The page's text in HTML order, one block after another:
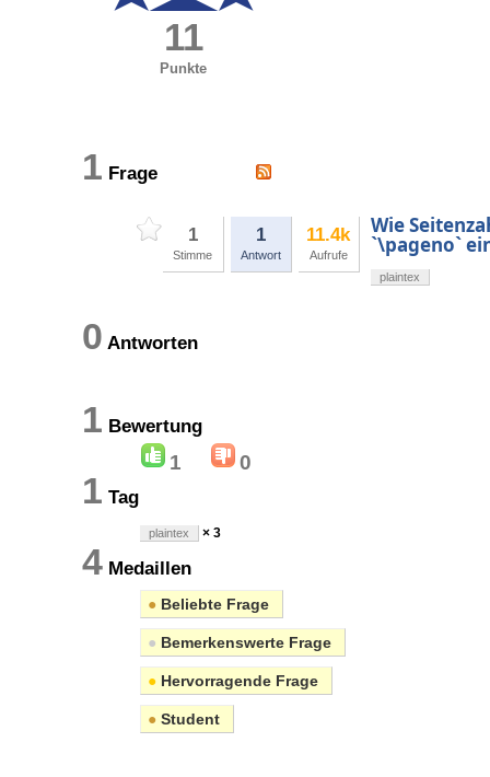
11
Punkte
1 Frage
1
Stimme
1
Antwort
11.4k
Aufrufe
Wie
`\pageno`
plaintex
0 Antworten
1 Bewertung
1 0
1 Tag
plaintex × 3
4 Medaillen
● Beliebte Frage
● Bemerkenswerte Frage
● Hervorragende Frage
● Student